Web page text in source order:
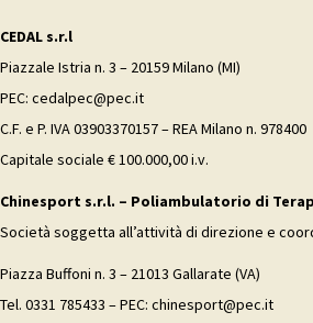
CEDAL s.r.l
Piazzale Istria n. 3 – 20159 Milano (MI)
PEC: cedalpec@pec.it
C.F. e P. IVA 03903370157 – REA Milano n. 978400
Capitale sociale € 100.000,00 i.v.
Chinesport s.r.l. – Poliambulatorio di
Società soggetta all’attività di direzione e
Piazza Buffoni n. 3 – 21013 Gallarate (VA)
Tel. 0331 785433 – PEC: chinesport@pec.it